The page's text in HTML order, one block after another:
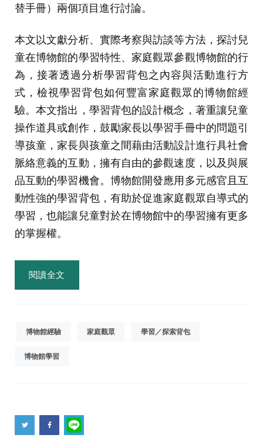
替手冊）兩個項目進行討論。
本文以文獻分析、實際考察與訪談等方法，探討兒
童在博物館的學習特性、家庭觀眾參觀博物館的行
為，接著透過分析學習背包之內容與活動進行方
式，檢視學習背包如何豐富家庭觀眾的博物館經
驗。本文指出，學習背包的設計概念，著重讓兒童
操作道具或創作，鼓勵家長以學習手冊中的問題引
導孩童，家長與孩童之間藉由活動設計進行具社會
脈絡意義的互動，擁有自由的參觀速度，以及與展
品互動的學習機會。博物館開發應用多元感官且互
動性強的學習背包，有助於促進家庭觀眾自導式的
學習，也能讓兒童對於在博物館中的學習擁有更多
的掌握權。
閱讀全文
博物館經驗 家庭觀眾 學習／探索背包
博物館學習